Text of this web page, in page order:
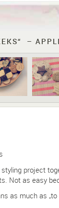
–
project
Not as easy
as much as „to